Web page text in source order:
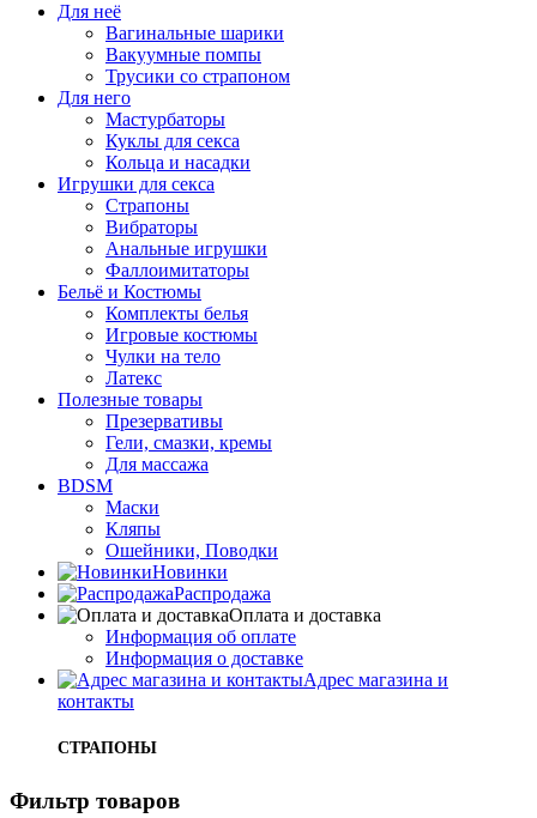
Для неё
Вагинальные шарики
Вакуумные помпы
Трусики со страпоном
Для него
Мастурбаторы
Куклы для секса
Кольца и насадки
Игрушки для секса
Страпоны
Вибраторы
Анальные игрушки
Фаллоимитаторы
Бельё и Костюмы
Комплекты белья
Игровые костюмы
Чулки на тело
Латекс
Полезные товары
Презервативы
Гели, смазки, кремы
Для массажа
BDSM
Маски
Кляпы
Ошейники, Поводки
Новинки
Распродажа
Оплата и доставка
Информация об оплате
Информация о доставке
Адрес магазина и
контакты
СТРАПОНЫ
Фильтр товаров